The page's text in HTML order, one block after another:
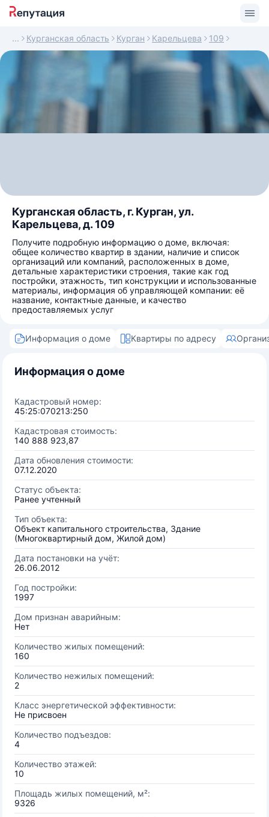
Курганская область Курган Карельцева 109
Курганская область, г. Курган, ул.
Карельцева, д. 109
Получите подробную информацию о доме, включая:
общее количество квартир в здании, наличие и список
организаций или компаний, расположенных в доме,
детальные характеристики строения, такие как год
постройки, этажность, тип конструкции и использованные
материалы, информация об управляющей компании: её
название, контактные данные, и качество
предоставляемых услуг
Информация о доме Квартиры по адресу
Информация о доме
Кадастровый номер:
45:25:070213:250
Кадастровая стоимость:
140 888 923,87
Дата обновления стоимости:
07.12.2020
Статус объекта:
Ранее учтенный
Тип объекта:
Объект капитального строительства, Здание
(Многоквартирный дом, Жилой дом)
Дата постановки на учёт:
26.06.2012
Год постройки:
1997
Дом признан аварийным:
Нет
Количество жилых помещений:
160
Количество нежилых помещений:
2
Класс энергетической эффективности:
Не присвоен
Количество подъездов:
4
Количество этажей:
10
Площадь жилых помещений, м²:
9326